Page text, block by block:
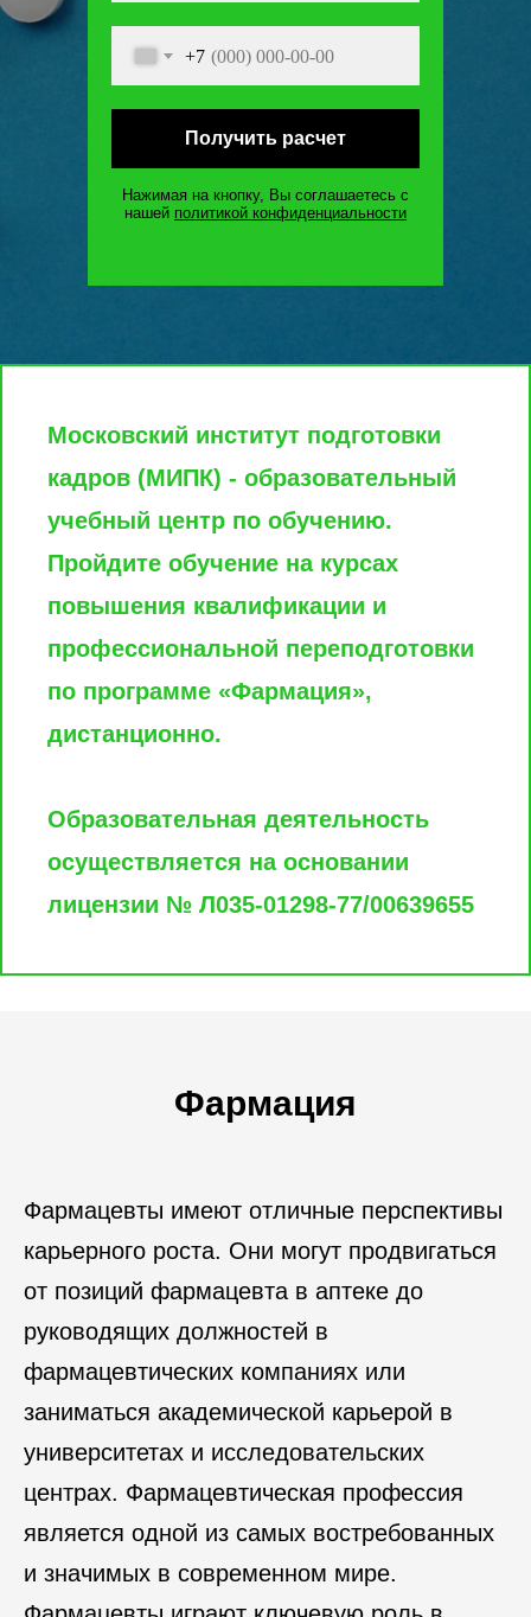
+7
Получить расчет
Нажимая на кнопку, Вы соглашаетесь c
нашей политикой конфиденциальности
Московский институт подготовки
кадров (МИПК) - образовательный
учебный центр по обучению.
Пройдите обучение на курсах
повышения квалификации и
профессиональной переподготовки
по программе «Фармация»,
дистанционно.
Образовательная деятельность
осуществляется на основании
лицензии № Л035-01298-77/00639655
Фармация
Фармацевты имеют отличные перспективы
карьерного роста. Они могут продвигаться
от позиций фармацевта в аптеке до
руководящих должностей в
фармацевтических компаниях или
заниматься академической карьерой в
университетах и исследовательских
центрах. Фармацевтическая профессия
является одной из самых востребованных
и значимых в современном мире.